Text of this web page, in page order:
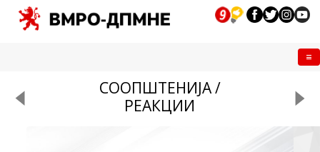
СООПШТЕНИЈА /
РЕАКЦИИ